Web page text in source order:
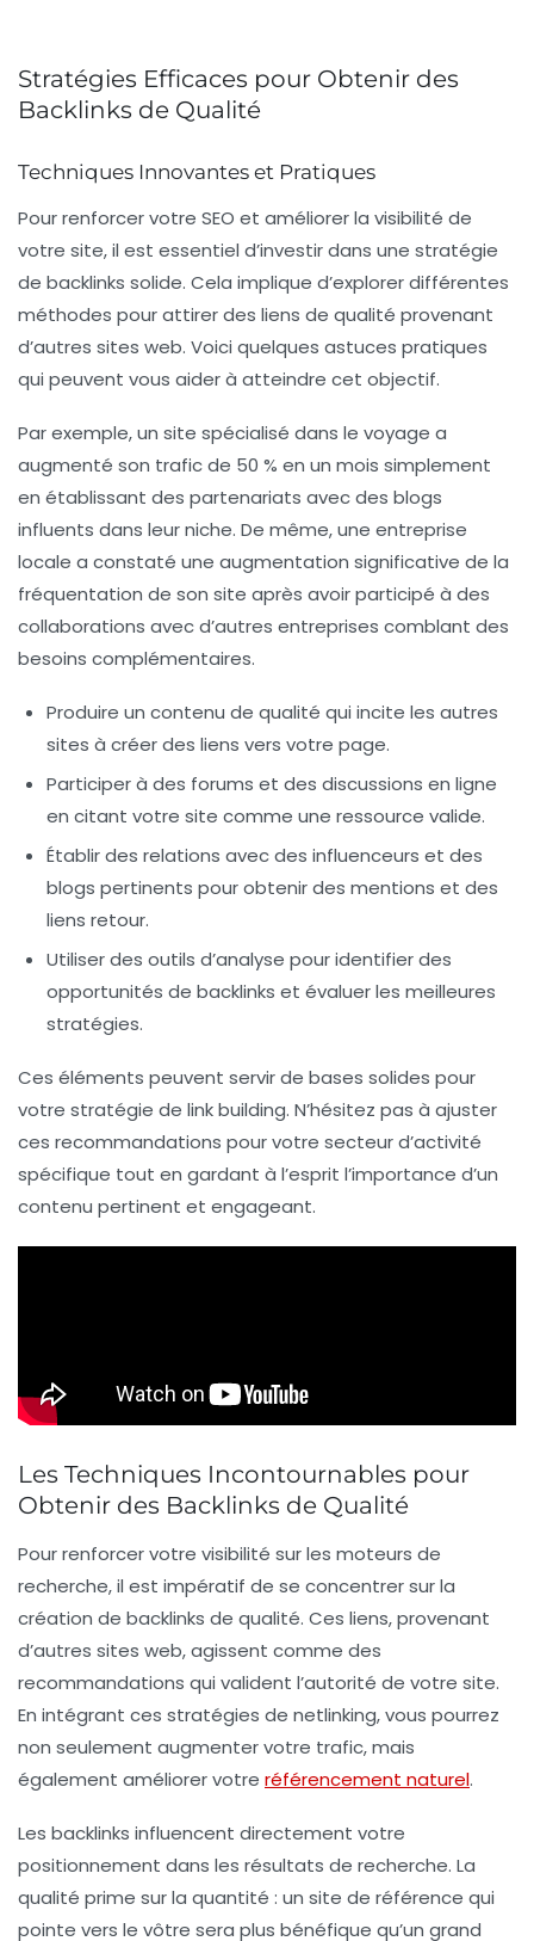
Stratégies Efficaces pour Obtenir des
Backlinks de Qualité
Techniques Innovantes et Pratiques
Pour renforcer votre SEO et améliorer la visibilité de
votre site, il est essentiel d’investir dans une stratégie
de backlinks solide. Cela implique d’explorer différentes
méthodes pour attirer des liens de qualité provenant
d’autres sites web. Voici quelques astuces pratiques
qui peuvent vous aider à atteindre cet objectif.
Par exemple, un site spécialisé dans le voyage a
augmenté son trafic de 50 % en un mois simplement
en établissant des partenariats avec des blogs
influents dans leur niche. De même, une entreprise
locale a constaté une augmentation significative de la
fréquentation de son site après avoir participé à des
collaborations avec d’autres entreprises comblant des
besoins complémentaires.
Produire un contenu de qualité qui incite les autres
sites à créer des liens vers votre page.
Participer à des forums et des discussions en ligne
en citant votre site comme une ressource valide.
Établir des relations avec des influenceurs et des
blogs pertinents pour obtenir des mentions et des
liens retour.
Utiliser des outils d’analyse pour identifier des
opportunités de backlinks et évaluer les meilleures
stratégies.
Ces éléments peuvent servir de bases solides pour
votre stratégie de link building. N’hésitez pas à ajuster
ces recommandations pour votre secteur d’activité
spécifique tout en gardant à l’esprit l’importance d’un
contenu pertinent et engageant.
Les Techniques Incontournables pour
Obtenir des Backlinks de Qualité
Pour renforcer votre visibilité sur les moteurs de
recherche, il est impératif de se concentrer sur la
création de backlinks de qualité. Ces liens, provenant
d’autres sites web, agissent comme des
recommandations qui valident l’autorité de votre site.
En intégrant ces stratégies de netlinking, vous pourrez
non seulement augmenter votre trafic, mais
également améliorer votre référencement naturel.
Les backlinks influencent directement votre
positionnement dans les résultats de recherche. La
qualité prime sur la quantité : un site de référence qui
pointe vers le vôtre sera plus bénéfique qu’un grand